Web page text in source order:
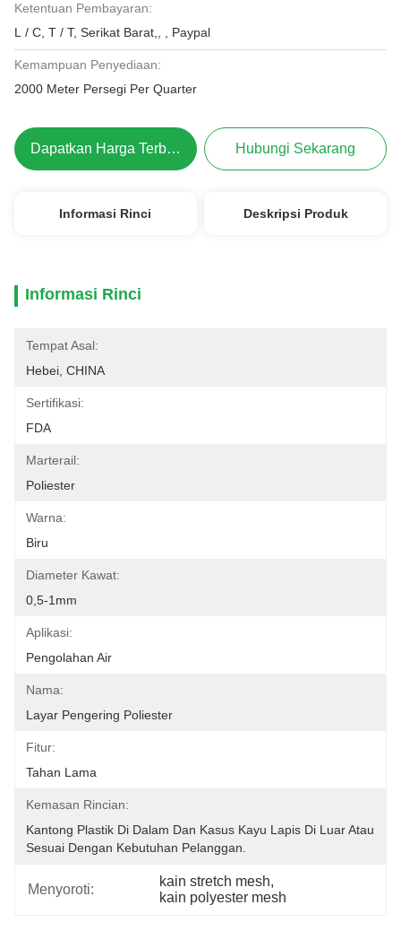
Ketentuan Pembayaran:
L / C, T / T, Serikat Barat,, , Paypal
Kemampuan Penyediaan:
2000 Meter Persegi Per Quarter
Dapatkan Harga Terbaik Hubungi Sekarang
Informasi Rinci Deskripsi Produk
Informasi Rinci
Tempat Asal:
Hebei, CHINA
Sertifikasi:
FDA
Marterail:
Poliester
Warna:
Biru
Diameter Kawat:
0,5-1mm
Aplikasi:
Pengolahan Air
Nama:
Layar Pengering Poliester
Fitur:
Tahan Lama
Kemasan Rincian:
Kantong Plastik Di Dalam Dan Kasus Kayu Lapis Di Luar Atau
Sesuai Dengan Kebutuhan Pelanggan.
Menyoroti:
kain stretch mesh,
kain polyester mesh